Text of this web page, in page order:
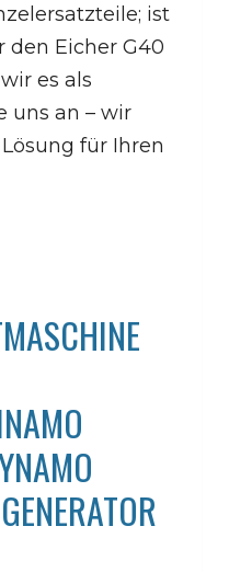
ist
den Eicher G40
es als
uns an – wir
für Ihren